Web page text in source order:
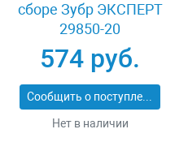
сборе Зубр ЭКСПЕРТ
29850-20
574 руб.
Сообщить о поступлении
Нет в наличии